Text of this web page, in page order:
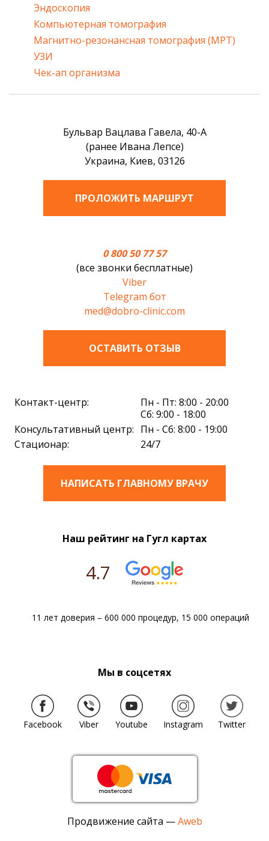
Эндоскопия
Компьютерная томография
Магнитно-резонансная томография (МРТ)
УЗИ
Чек-ап организма
Бульвар Вацлава Гавела, 40-А
(ранее Ивана Лепсе)
Украина, Киев, 03126
ПРОЛОЖИТЬ МАРШРУТ
0 800 50 77 57
(все звонки бесплатные)
Viber
Telegram бот
med@dobro-clinic.com
ОСТАВИТЬ ОТЗЫВ
Контакт-центр:
Пн - Пт: 8:00 - 20:00
Сб: 9:00 - 18:00
Консультативный центр: Пн - Сб: 8:00 - 19:00
Стационар:
24/7
НАПИСАТЬ ГЛАВНОМУ ВРАЧУ
Наш рейтинг на Гугл картах
4.7
11 лет доверия – 600 000 процедур, 15 000 операций
Мы в соцсетях
Facebook Viber Youtube Instagram Twitter
Продвижение сайта —Aweb